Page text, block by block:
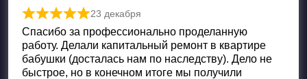
Оценка5 из 5
23 декабря
Спасибо за профессионально проделанную
работу. Делали капитальный ремонт в квартире
бабушки (досталась нам по наследству). Дело не
быстрое, но в конечном итоге мы получили